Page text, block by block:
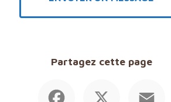
Partagez cette page